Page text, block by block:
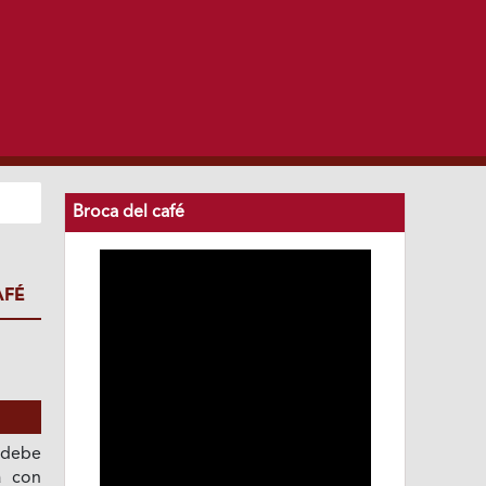
con
Broca del café